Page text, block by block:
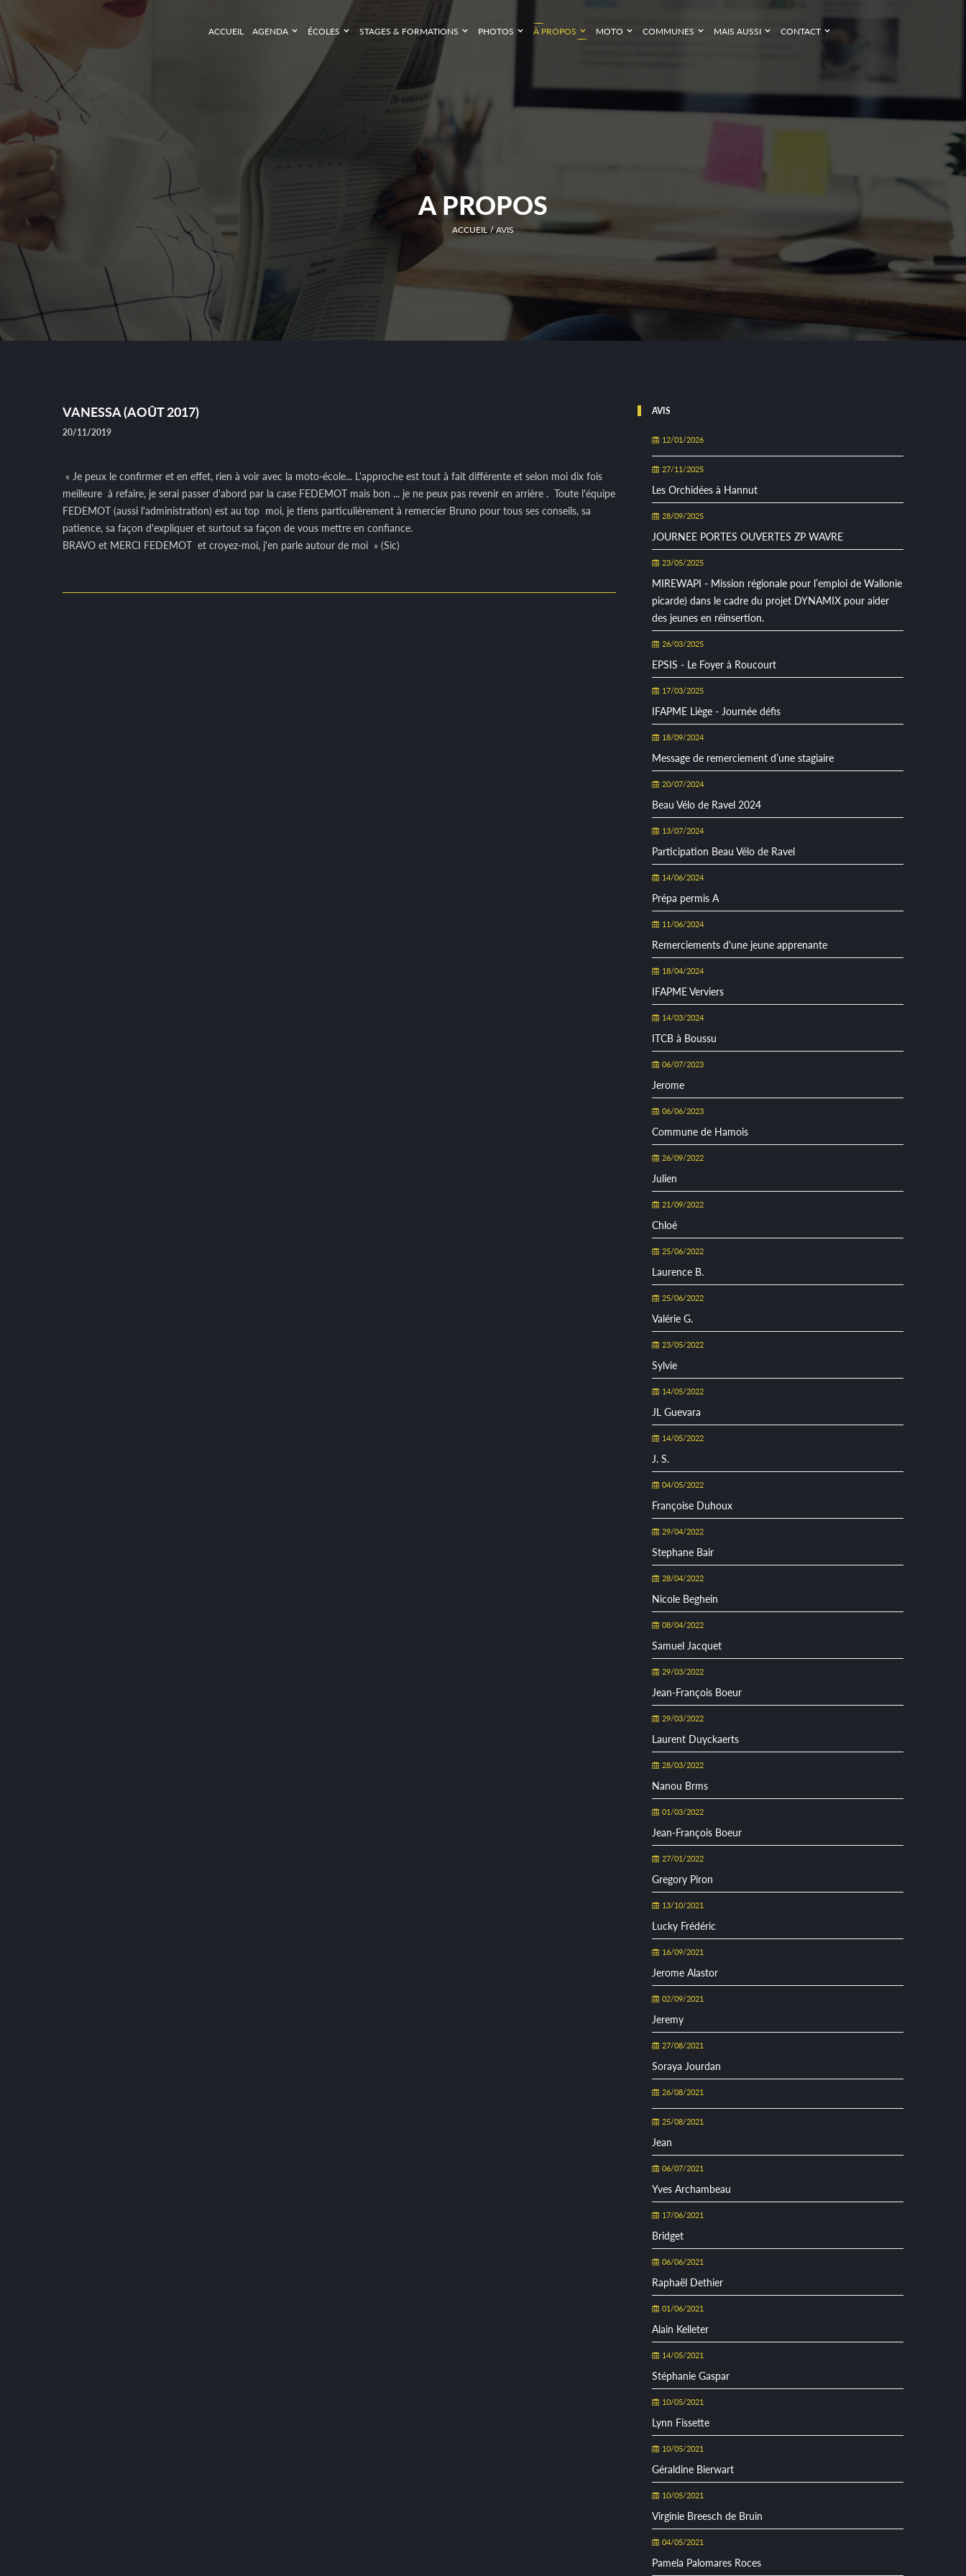
ACCUEIL AGENDA ÉCOLES STAGES & FORMATIONS PHOTOS À PROPOS MOTO COMMUNES MAIS AUSSI CONTACT
A PROPOS
ACCUEIL AVIS
VANESSA (AOÛT 2017)
20/11/2019
« Je peux le confirmer et en effet, rien à voir avec la moto-école... L'approche est tout à fait différente et selon moi dix fois
meilleure à refaire, je serai passer d'abord par la case FEDEMOT mais bon ... je ne peux pas revenir en arrière . Toute l'équipe
FEDEMOT (aussi l'administration) est au top moi, je tiens particulièrement à remercier Bruno pour tous ses conseils, sa
patience, sa façon d'expliquer et surtout sa façon de vous mettre en confiance.
BRAVO et MERCI FEDEMOT et croyez-moi, j'en parle autour de moi » (Sic)
AVIS
12/01/2026
27/11/2025
Les Orchidées à Hannut
28/09/2025
JOURNEE PORTES OUVERTES ZP WAVRE
23/05/2025
MIREWAPI - Mission régionale pour l’emploi de Wallonie
picarde) dans le cadre du projet DYNAMIX pour aider
des jeunes en réinsertion.
26/03/2025
EPSIS - Le Foyer à Roucourt
17/03/2025
IFAPME Liège - Journée défis
18/09/2024
Message de remerciement d’une stagiaire
20/07/2024
Beau Vélo de Ravel 2024
13/07/2024
Participation Beau Vélo de Ravel
14/06/2024
Prépa permis A
11/06/2024
Remerciements d'une jeune apprenante
18/04/2024
IFAPME Verviers
14/03/2024
ITCB à Boussu
06/07/2023
Jerome
06/06/2023
Commune de Hamois
26/09/2022
Julien
21/09/2022
Chloé
25/06/2022
Laurence B.
25/06/2022
Valérie G.
23/05/2022
Sylvie
14/05/2022
JL Guevara
14/05/2022
J. S.
04/05/2022
Françoise Duhoux
29/04/2022
Stephane Bair
28/04/2022
Nicole Beghein
08/04/2022
Samuel Jacquet
29/03/2022
Jean-François Boeur
29/03/2022
Laurent Duyckaerts
28/03/2022
Nanou Brms
01/03/2022
Jean-François Boeur
27/01/2022
Gregory Piron
13/10/2021
Lucky Frédéric
16/09/2021
Jerome Alastor
02/09/2021
Jeremy
27/08/2021
Soraya Jourdan
26/08/2021
25/08/2021
Jean
06/07/2021
Yves Archambeau
17/06/2021
Bridget
06/06/2021
Raphaël Dethier
01/06/2021
Alain Kelleter
14/05/2021
Stéphanie Gaspar
10/05/2021
Lynn Fissette
10/05/2021
Géraldine Bierwart
10/05/2021
Virginie Breesch de Bruin
04/05/2021
Pamela Palomares Roces